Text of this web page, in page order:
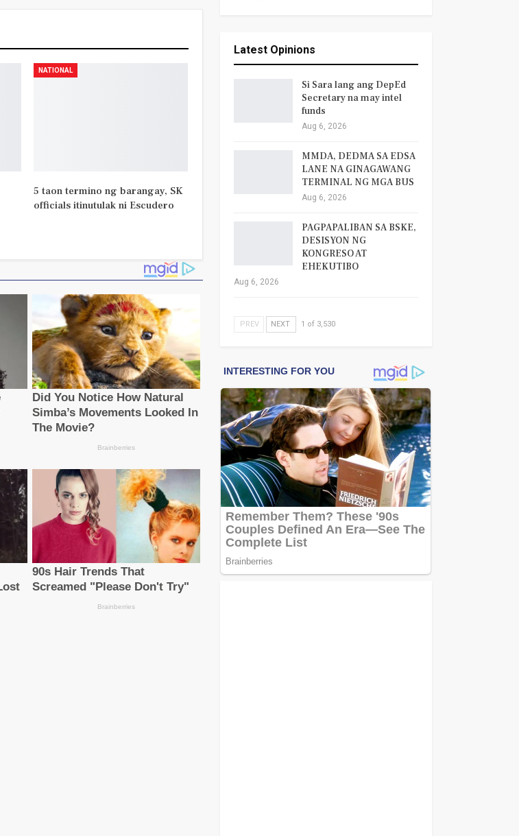
NATIONAL
5 taon termino ng barangay, SK
officials itinutulak ni Escudero
Latest Opinions
Si Sara lang ang DepEd
Secretary na may intel
funds
Aug 6, 2026
MMDA, DEDMA SA EDSA
LANE NA GINAGAWANG
TERMINAL NG MGA BUS
Aug 6, 2026
PAGPAPALIBAN SA BSKE,
DESISYON NG
KONGRESO AT
EHEKUTIBO
Aug 6, 2026
PREV NEXT 1 of 3,530